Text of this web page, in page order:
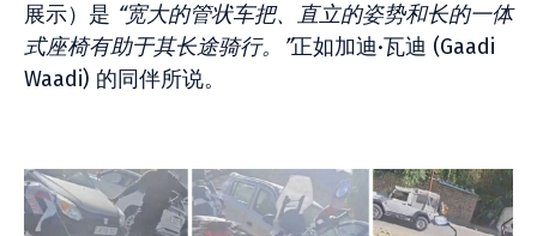
展示）是 “宽大的管状车把、直立的姿势和长的一体
式座椅有助于其长途骑行。”正如加迪·瓦迪 (Gaadi
Waadi) 的同伴所说。